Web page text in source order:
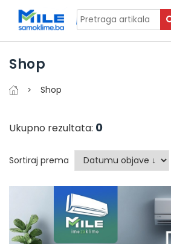
Shop
Shop
Ukupno rezultata: 0
Sortiraj prema